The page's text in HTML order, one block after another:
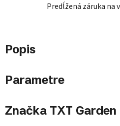
Predĺžená záruka
Popis
Parametre
Značka TXT Garden